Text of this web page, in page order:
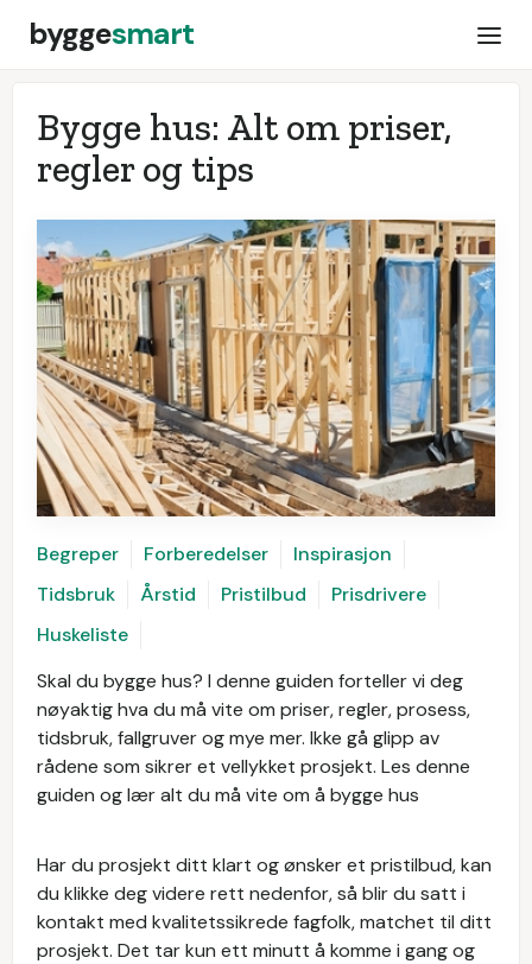
byggesmart
Bygge hus: Alt om priser,
regler og tips
Begreper Forberedelser
Inspirasjon
Tidsbruk
Årstid Pristilbud
Prisdrivere
Huskeliste
Skal du bygge hus? I denne guiden forteller vi deg
nøyaktig hva du må vite om priser, regler, prosess,
tidsbruk, fallgruver og mye mer. Ikke gå glipp av
rådene som sikrer et vellykket prosjekt. Les denne
guiden og lær alt du må vite om å bygge hus
Har du prosjekt ditt klart og ønsker et pristilbud, kan
du klikke deg videre rett nedenfor, så blir du satt i
kontakt med kvalitetssikrede fagfolk, matchet til ditt
prosjekt. Det tar kun ett minutt å komme i gang og